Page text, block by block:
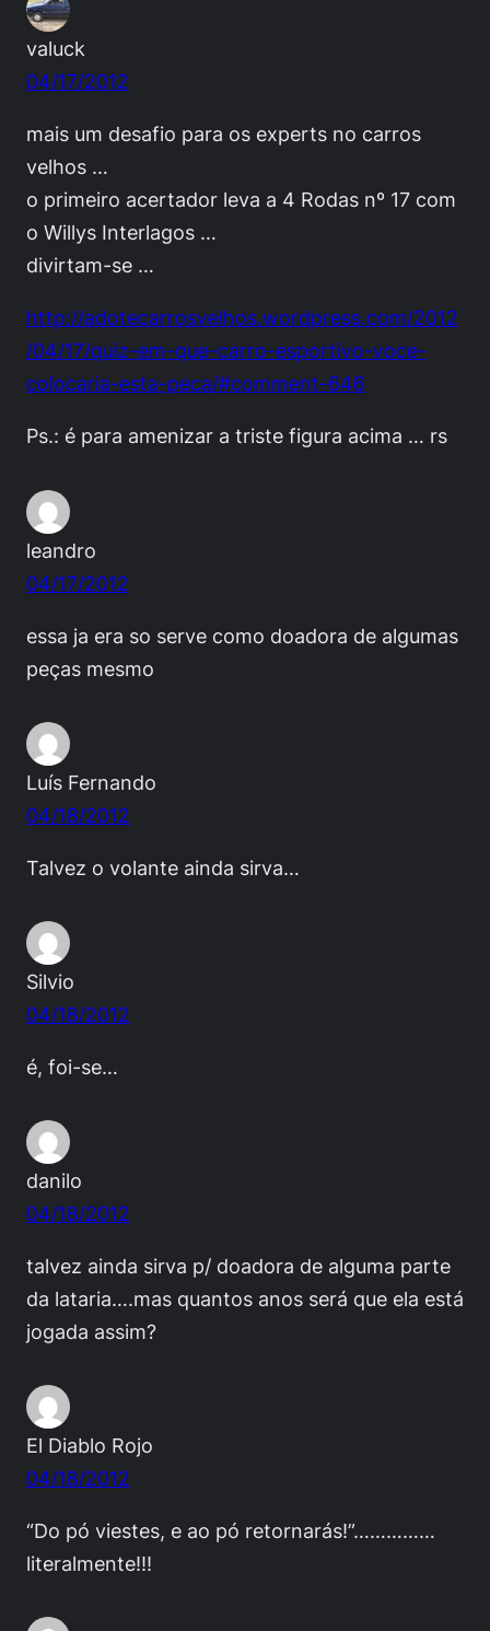
valuck
04/17/2012
mais um desafio para os experts no carros
velhos …
o primeiro acertador leva a 4 Rodas nº 17 com
o Willys Interlagos …
divirtam-se …
http://adotecarrosvelhos.wordpress.com/2012
/04/17/quiz-em-que-carro-esportivo-voce-
colocaria-esta-peca/#comment-646
Ps.: é para amenizar a triste figura acima … rs
leandro
04/17/2012
essa ja era so serve como doadora de algumas
peças mesmo
Luís Fernando
04/18/2012
Talvez o volante ainda sirva…
Silvio
04/18/2012
é, foi-se…
danilo
04/18/2012
talvez ainda sirva p/ doadora de alguma parte
da lataria….mas quantos anos será que ela está
jogada assim?
El Diablo Rojo
04/18/2012
“Do pó viestes, e ao pó retornarás!”……………
literalmente!!!